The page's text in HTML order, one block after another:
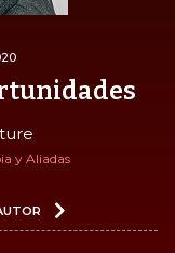
y Aliadas